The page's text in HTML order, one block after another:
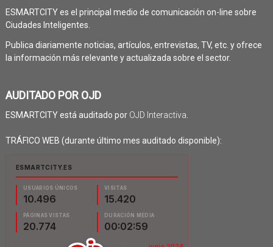
ESMARTCITY es el principal medio de comunicación on-line sobre
Ciudades Inteligentes.
Publica diariamente noticias, artículos, entrevistas, TV, etc. y ofrece
la información más relevante y actualizada sobre el sector.
AUDITADO POR OJD
ESMARTCITY está auditado por OJD Interactiva.
TRÁFICO WEB (durante último mes auditado disponible):